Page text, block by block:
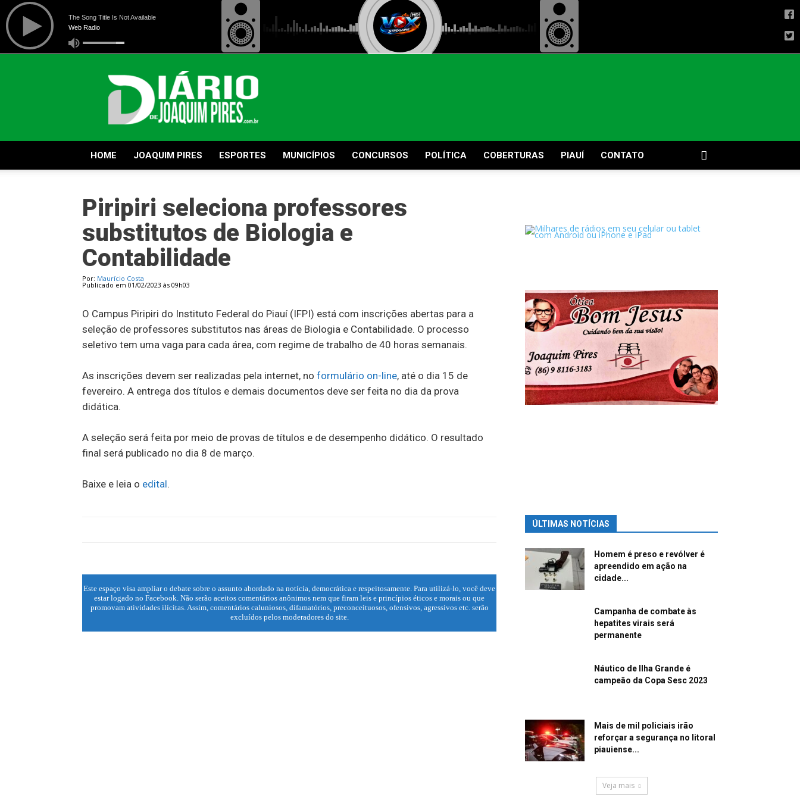
Diário
de
Joaquim
Pires
HOME JOAQUIM PIRES ESPORTES MUNICÍPIOS CONCURSOS POLÍTICA COBERTURAS PIAUÍ CONTATO
Piripiri seleciona professores
substitutos de Biologia e
Contabilidade
Por: Maurício Costa
Publicado em 01/02/2023 às 09h03
O Campus Piripiri do Instituto Federal do Piauí (IFPI) está com inscrições abertas para a
seleção de professores substitutos nas áreas de Biologia e Contabilidade. O processo
seletivo tem uma vaga para cada área, com regime de trabalho de 40 horas semanais.
As inscrições devem ser realizadas pela internet, no formulário on-line, até o dia 15 de
fevereiro. A entrega dos títulos e demais documentos deve ser feita no dia da prova
didática.
A seleção será feita por meio de provas de títulos e de desempenho didático. O resultado
final será publicado no dia 8 de março.
Baixe e leia o edital.
Este espaço visa ampliar o debate sobre o assunto abordado na notícia, democrática e respeitosamente. Para utilizá-lo, você deve
estar logado no Facebook. Não serão aceitos comentários anônimos nem que firam leis e princípios éticos e morais ou que
promovam atividades ilícitas. Assim, comentários caluniosos, difamatórios, preconceituosos, ofensivos, agressivos etc. serão
excluídos pelos moderadores do site.
ÚLTIMAS NOTÍCIAS
Homem é preso e revólver é
apreendido em ação na
cidade...
Campanha de combate às
hepatites virais será
permanente
Náutico de Ilha Grande é
campeão da Copa Sesc 2023
Mais de mil policiais irão
reforçar a segurança no litoral
piauiense...
Veja mais